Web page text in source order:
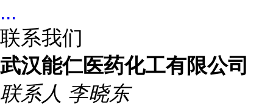
...
联系我们
武汉能仁医药化工有限公司
联系人 李晓东